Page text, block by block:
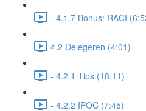
- 4.1.7 Bonus: RACI
4.2 Delegeren (4:01)
- 4.2.1 Tips (18:11)
- 4.2.2 IPOC (7:45)